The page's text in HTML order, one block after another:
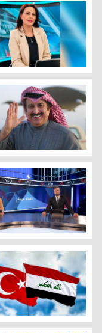
المذيعة خمائل صالح
عبد الرضا عباس:
نافذة كوردستان24: نشرة أخبار جديدة تغطي الأوضاع في كوردستان والعراق والمنطقة
العراق يستعدُّ لجولة